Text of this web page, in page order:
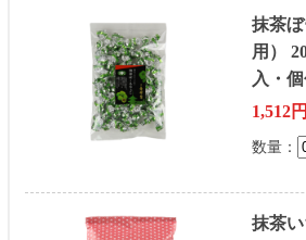
抹茶
用）
入・個
1,512
数量：
抹茶